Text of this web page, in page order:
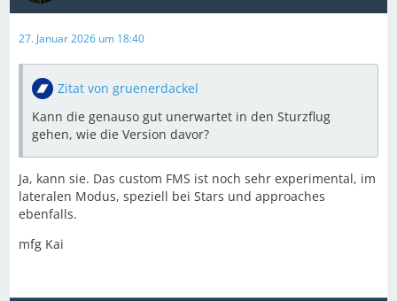
27. Januar 2026 um 18:40
Zitat von gruenerdackel
Kann die genauso gut unerwartet in den Sturzflug
gehen, wie die Version davor?
Ja, kann sie. Das custom FMS ist noch sehr experimental, im
lateralen Modus, speziell bei Stars und approaches
ebenfalls.
mfg Kai